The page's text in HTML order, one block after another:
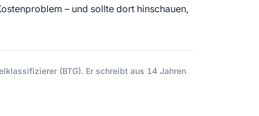
– und sollte dort hinschauen,
(BTG). Er schreibt aus 14 Jahren